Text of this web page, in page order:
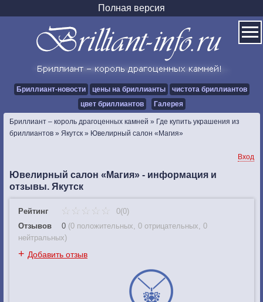
Полная версия
Бриллиант-новости цены на бриллианты
чистота бриллиантов
цвет бриллиантов
Галерея
Бриллиант – король драгоценных камней » Где купить украшения из
бриллиантов » Якутск » Ювелирный салон «Магия»
Вход
Ювелирный салон «Магия» - информация и
отзывы. Якутск
Рейтинг
0(0)
Отзывов
0 (0 положительных, 0 отрицательных, 0
нейтральных)
+ Добавить отзыв